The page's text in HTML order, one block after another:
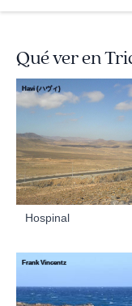
Qué ver en
Hospinal
Havi (ハヴィ)
Frank Vincentz